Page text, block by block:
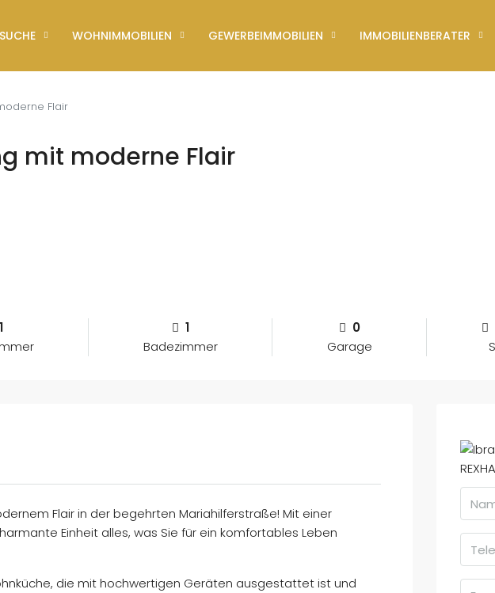
WOHNIMMOBILIEN GEWERBEIMMOBILIEN IMMOBILIENBERATER
Flair
mit moderne Flair
1
1
Badezimmer
0
Garage
Flair in der begehrten Mariahilferstraße! Mit einer
Einheit alles, was Sie für ein komfortables Leben
die mit hochwertigen Geräten ausgestattet ist und